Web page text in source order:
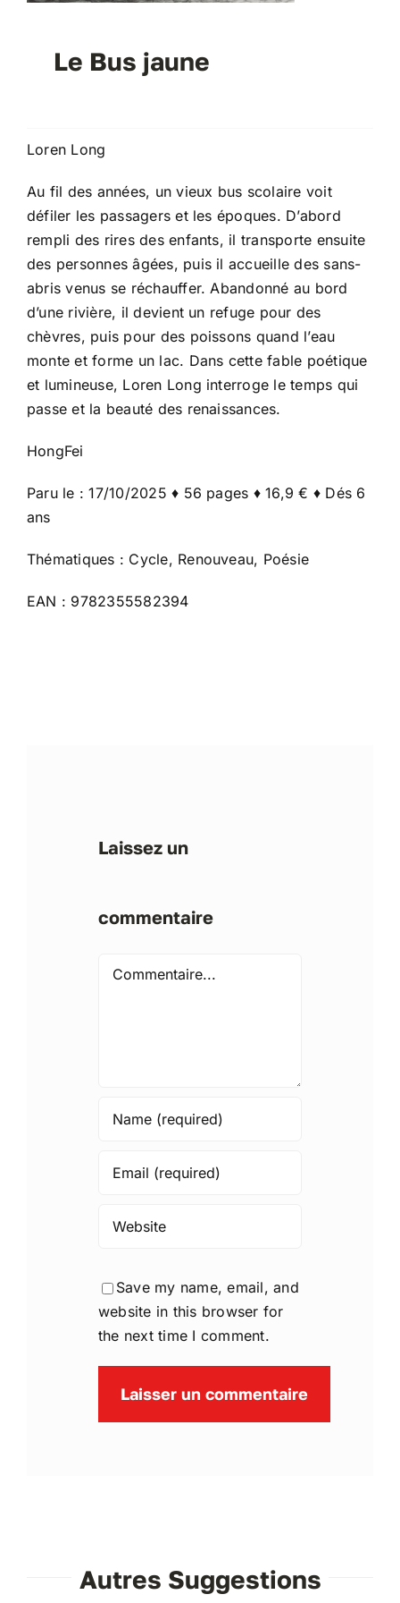
Le Bus jaune
Loren Long
Au fil des années, un vieux bus scolaire voit
défiler les passagers et les époques. D’abord
rempli des rires des enfants, il transporte ensuite
des personnes âgées, puis il accueille des sans-
abris venus se réchauffer. Abandonné au bord
d’une rivière, il devient un refuge pour des
chèvres, puis pour des poissons quand l’eau
monte et forme un lac. Dans cette fable poétique
et lumineuse, Loren Long interroge le temps qui
passe et la beauté des renaissances.
HongFei
Paru le : 17/10/2025 ♦ 56 pages ♦ 16,9 € ♦ Dés 6
ans
Thématiques : Cycle, Renouveau, Poésie
EAN : 9782355582394
Laissez un
commentaire
Comment
Save my name, email, and
website in this browser for
the next time I comment.
Autres Suggestions